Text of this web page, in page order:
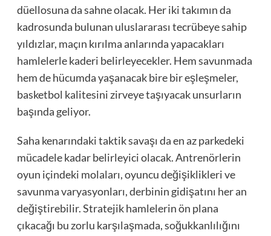
düellosuna da sahne olacak. Her iki takımın da
kadrosunda bulunan uluslararası tecrübeye sahip
yıldızlar, maçın kırılma anlarında yapacakları
hamlelerle kaderi belirleyecekler. Hem savunmada
hem de hücumda yaşanacak bire bir eşleşmeler,
basketbol kalitesini zirveye taşıyacak unsurların
başında geliyor.
Saha kenarındaki taktik savaşı da en az parkedeki
mücadele kadar belirleyici olacak. Antrenörlerin
oyun içindeki molaları, oyuncu değişiklikleri ve
savunma varyasyonları, derbinin gidişatını her an
değiştirebilir. Stratejik hamlelerin ön plana
çıkacağı bu zorlu karşılaşmada, soğukkanlılığını